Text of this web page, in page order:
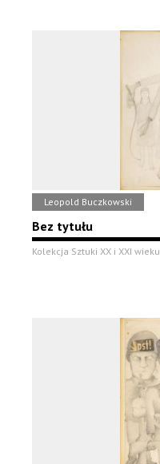
Leopold Buczkowski
Bez tytułu
Kolekcja Sztuki XX i XXI wieku